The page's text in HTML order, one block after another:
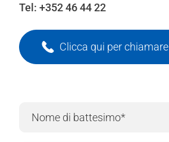
Tel: +352 46 44 22
Clicca qui per chiamare